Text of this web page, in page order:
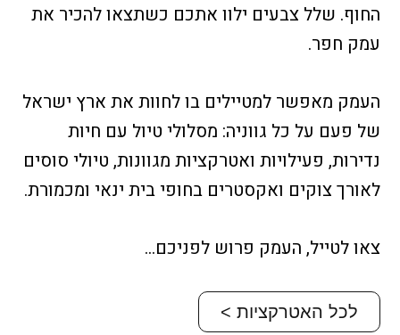
החוף. שלל צבעים ילוו אתכם כשתצאו להכיר את
עמק חפר.
העמק מאפשר למטיילים בו לחוות את ארץ ישראל
של פעם על כל גווניה: מסלולי טיול עם חיות
נדירות, פעילויות ואטרקציות מגוונות, טיולי סוסים
לאורך צוקים ואקסטרים בחופי בית ינאי ומכמורת.
צאו לטייל, העמק פרוש לפניכם…
לכל האטרקציות >